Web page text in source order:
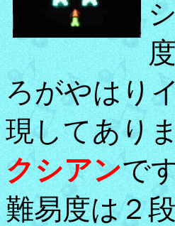
ろがやはり
現してあり
クシアンで
難易度は２